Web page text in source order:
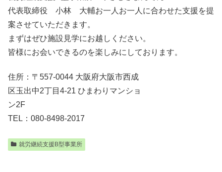
代表取締役 小林 大輔お一人お一人に合わせた支援を提
案させていただきます。
まずはぜひ施設見学にお越しください。
皆様にお会いできるのを楽しみにしております。
住所：〒557-0044 大阪府大阪市西成
区玉出中2丁目4-21 ひまわりマンショ
ン2F
TEL：080-8498-2017
就労継続支援B型事業所